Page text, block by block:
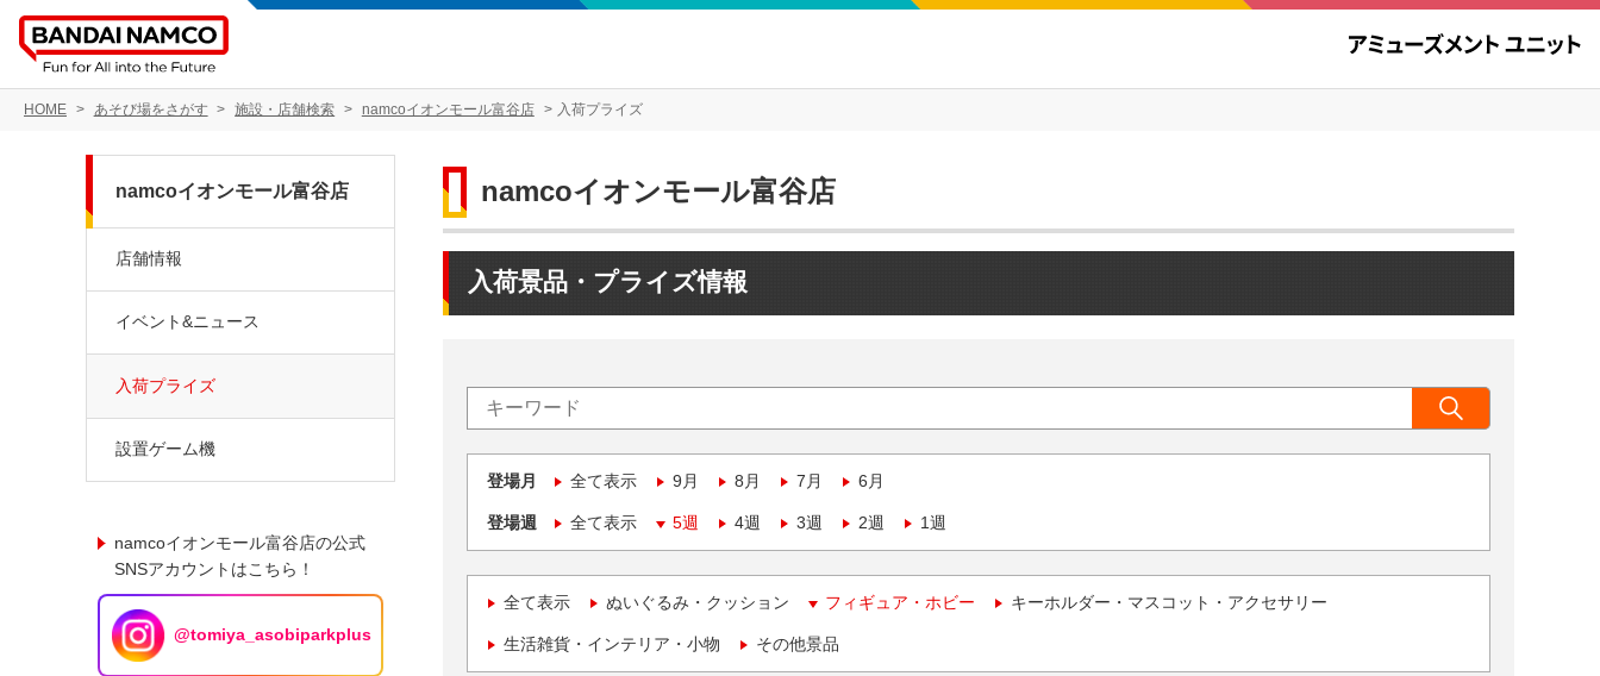
HOME あそび場をさがす 施設・店舗検索 namcoイオンモール富谷店 入荷プライズ
namcoイオンモール富谷店
入荷景品・プライズ情報
登場月 全て表示 9月 8月 7月 6月
登場週 全て表示 5週 4週 3週 2週 1週
全て表示 ぬいぐるみ・クッション フィギュア・ホビー キーホルダー・マスコット・アクセサリー
生活雑貨・インテリア・小物 その他景品
namcoイオンモール富谷店
店舗情報
イベント&ニュース
入荷プライズ
設置ゲーム機
namcoイオンモール富谷店の公式
SNSアカウントはこちら！
@tomiya_asobiparkplus